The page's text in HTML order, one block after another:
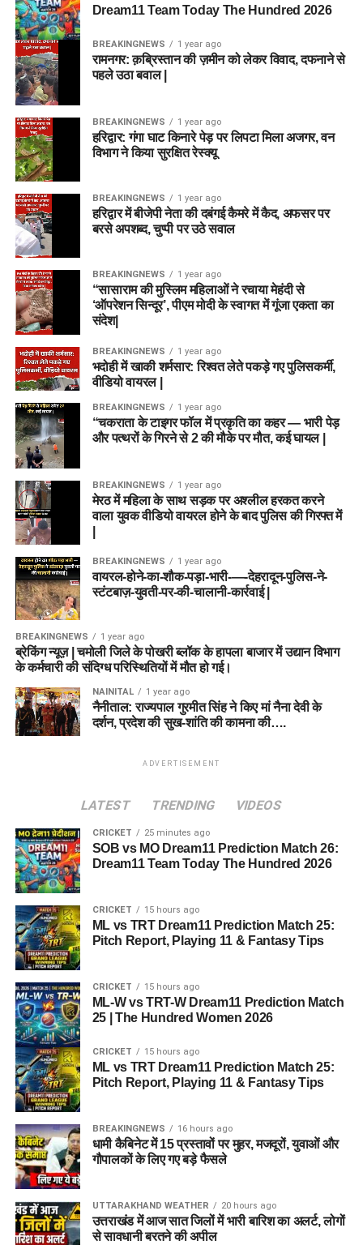
Dream11 Team Today The Hundred 2026
BREAKINGNEWS 1 year ago
रामनगर: क़ब्रिस्तान की ज़मीन को लेकर विवाद, दफनाने से
पहले उठा बवाल |
BREAKINGNEWS 1 year ago
हरिद्वार: गंगा घाट किनारे पेड़ पर लिपटा मिला अजगर, वन
विभाग ने किया सुरक्षित रेस्क्यू
BREAKINGNEWS 1 year ago
हरिद्वार में बीजेपी नेता की दबंगई कैमरे में कैद, अफसर पर
बरसे अपशब्द, चुप्पी पर उठे सवाल
BREAKINGNEWS 1 year ago
“सासाराम की मुस्लिम महिलाओं ने रचाया मेहंदी से
‘ऑपरेशन सिन्दूर’, पीएम मोदी के स्वागत में गूंजा एकता का
संदेश|
BREAKINGNEWS 1 year ago
भदोही में खाकी शर्मसार: रिश्वत लेते पकड़े गए पुलिसकर्मी,
वीडियो वायरल |
BREAKINGNEWS 1 year ago
“चकराता के टाइगर फॉल में प्रकृति का कहर — भारी पेड़
और पत्थरों के गिरने से 2 की मौके पर मौत, कई घायल |
BREAKINGNEWS 1 year ago
मेरठ में महिला के साथ सड़क पर अश्लील हरकत करने
वाला युवक वीडियो वायरल होने के बाद पुलिस की गिरफ्त में
BREAKINGNEWS 1 year ago
वायरल-होने-का-शौक-पड़ा-भारी-—-देहरादून-पुलिस-ने-
स्टंटबाज़-युवती-पर-की-चालानी-कार्रवाई |
BREAKINGNEWS 1 year ago
ब्रेकिंग न्यूज़ | चमोली जिले के पोखरी ब्लॉक के हापला बाजार में उद्यान विभाग
के कर्मचारी की संदिग्ध परिस्थितियों में मौत हो गई।
NAINITAL 1 year ago
नैनीताल: राज्यपाल गुरमीत सिंह ने किए मां नैना देवी के
दर्शन, प्रदेश की सुख-शांति की कामना की….
ADVERTISEMENT
LATEST TRENDING VIDEOS
CRICKET 25 minutes ago
SOB vs MO Dream11 Prediction Match 26:
Dream11 Team Today The Hundred 2026
CRICKET 15 hours ago
ML vs TRT Dream11 Prediction Match 25:
Pitch Report, Playing 11 & Fantasy Tips
CRICKET 15 hours ago
ML-W vs TRT-W Dream11 Prediction Match
25 | The Hundred Women 2026
CRICKET 15 hours ago
ML vs TRT Dream11 Prediction Match 25:
Pitch Report, Playing 11 & Fantasy Tips
BREAKINGNEWS 16 hours ago
धामी कैबिनेट में 15 प्रस्तावों पर मुहर, मजदूरों, युवाओं और
गौपालकों के लिए गए बड़े फैसले
UTTARAKHAND WEATHER 20 hours ago
उत्तराखंड में आज सात जिलों में भारी बारिश का अलर्ट, लोगों
से सावधानी बरतने की अपील